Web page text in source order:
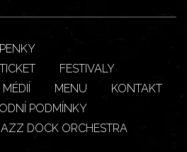
FESTIVALY
MENU
KONTAKT
PODMÍNKY
DOCK ORCHESTRA